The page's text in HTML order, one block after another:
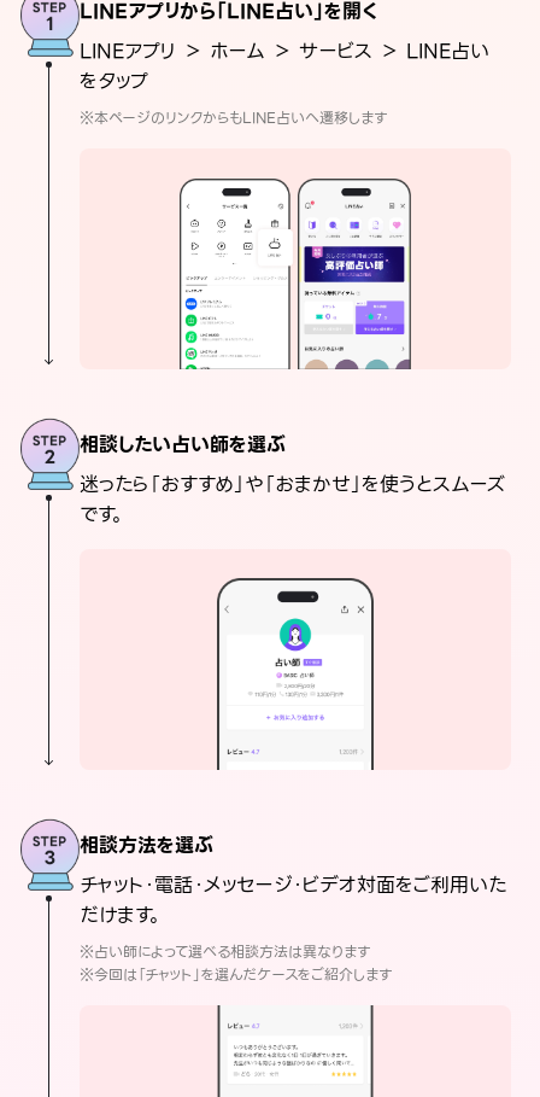
LINEアプリから「LINE占い」を開く
LINEアプリ ＞ ホーム ＞ サービス ＞ LINE占い
をタップ
※本ページのリンクからもLINE占いへ遷移します
相談したい占い師を選ぶ
迷ったら「おすすめ」や「おまかせ」を使うとスムーズ
です。
相談方法を選ぶ
チャット・電話・メッセージ・ビデオ対面をご利用いた
だけます。
※占い師によって選べる相談方法は異なります
※今回は「チャット」を選んだケースをご紹介します